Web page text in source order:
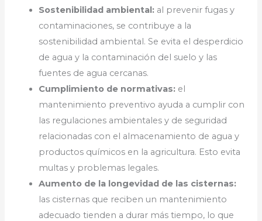
Sostenibilidad ambiental: al prevenir fugas y
contaminaciones, se contribuye a la
sostenibilidad ambiental. Se evita el desperdicio
de agua y la contaminación del suelo y las
fuentes de agua cercanas.
Cumplimiento de normativas: el
mantenimiento preventivo ayuda a cumplir con
las regulaciones ambientales y de seguridad
relacionadas con el almacenamiento de agua y
productos químicos en la agricultura. Esto evita
multas y problemas legales.
Aumento de la longevidad de las cisternas:
las cisternas que reciben un mantenimiento
adecuado tienden a durar más tiempo, lo que